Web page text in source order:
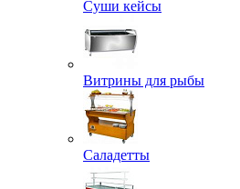
Суши кейсы
Витрины для рыбы
Саладетты